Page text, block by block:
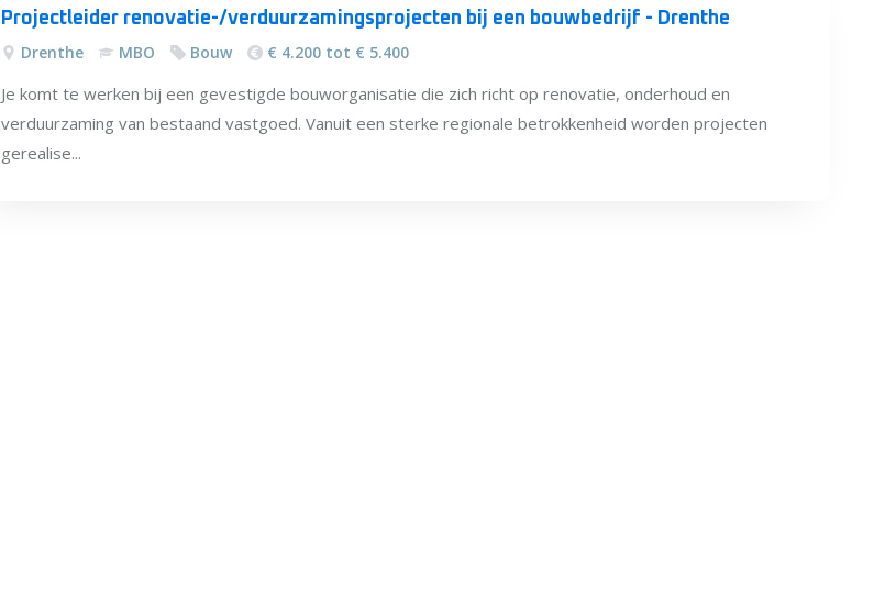
Projectleider renovatie-/verduurzamingsprojecten bij een bouwbedrijf - Drenthe
Drenthe MBO Bouw € 4.200 tot € 5.400
Je komt te werken bij een gevestigde bouworganisatie die zich richt op renovatie, onderhoud en
verduurzaming van bestaand vastgoed. Vanuit een sterke regionale betrokkenheid worden projecten
gerealise...